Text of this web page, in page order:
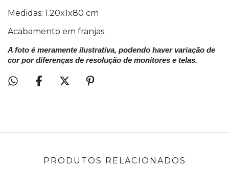
Medidas: 1.20x1x80 cm
Acabamento em franjas
A foto é meramente ilustrativa, podendo haver variação de
cor por diferenças de resolução de monitores e telas.
PRODUTOS RELACIONADOS